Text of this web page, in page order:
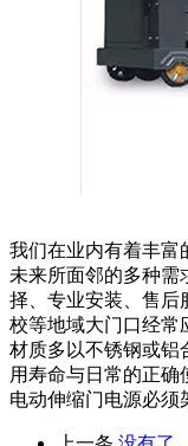
我们在业内有着丰富
未来所面邻的多种需
择、专业安装、售后
校等地域大门口经常
材质多以不锈钢或铝
用寿命与日常的正确
电动伸缩门电源必须